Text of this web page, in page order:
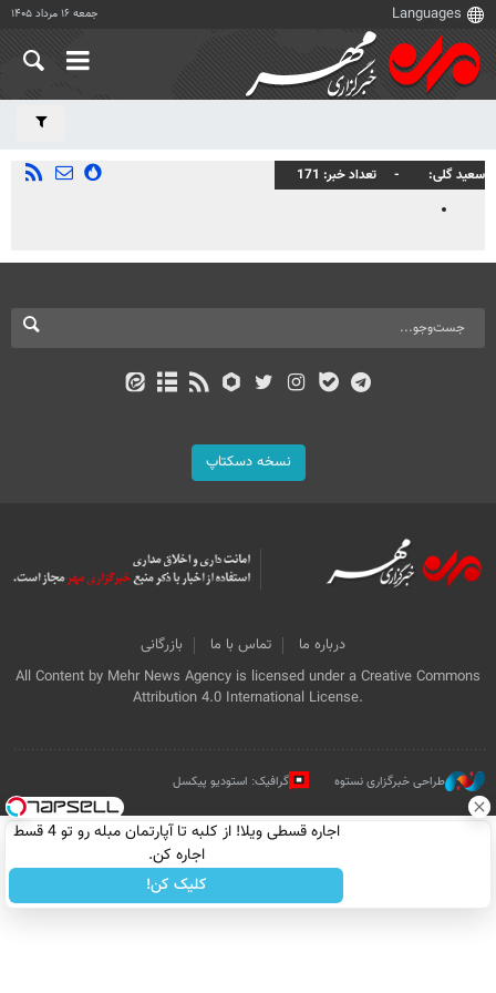
جمعه ۱۶ مرداد ۱۴۰۵
سعید گلی تعداد خبر 171
نسخه دسکتاپ
درباره ما تماس با ما
بازرگانی
All Content by Mehr News Agency is licensed under a Creative Commons
Attribution 4.0 International License.
طراحی خبرگزاری نستوه گرافیک: استودیو پیکسل
اجاره‌ قسطی ویلا! از کلبه تا آپارتمان مبله رو تو 4 قسط
اجاره کن.
کلیک کن!